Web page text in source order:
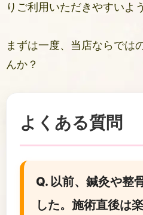
りご利用いただきやすいよ
まずは一度、当店ならでは
んか？
よくある質問
Q. 以前、鍼灸や整
した。施術直後は